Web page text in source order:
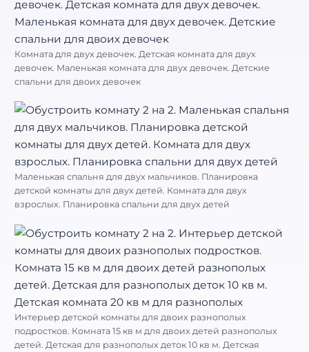
Комната для двух девочек. Детская комната для двух
девочек. Маленькая комната для двух девочек. Детские
спальни для двоих девочек
Маленькая спальня для двух мальчиков. Планировка
детской комнаты для двух детей. Комната для двух
взрослых. Планировка спальни для двух детей
Интерьер детской комнаты для двоих разнополых
подростков. Комната 15 кв м для двоих детей разнополых
детей. Детская для разнополых деток 10 кв м. Детская